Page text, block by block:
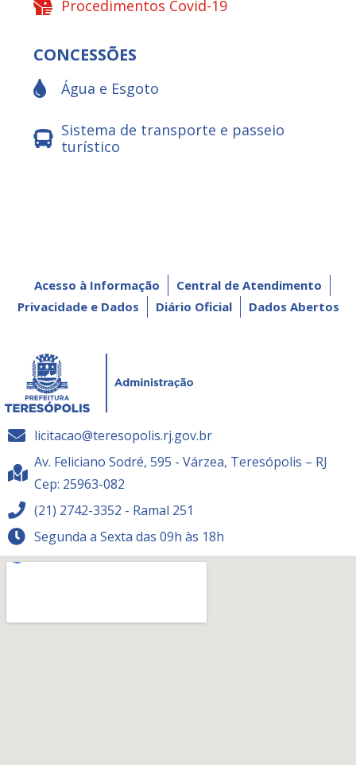
Procedimentos Covid-19
CONCESSÕES
Água e Esgoto
Sistema de transporte e passeio
turístico
Acesso à Informação
Central de Atendimento
Privacidade e Dados
Diário Oficial Dados Abertos
licitacao@teresopolis.rj.gov.br
Av. Feliciano Sodré, 595 - Várzea, Teresópolis – RJ
Cep: 25963-082
(21) 2742-3352 - Ramal 251
Segunda a Sexta das 09h às 18h